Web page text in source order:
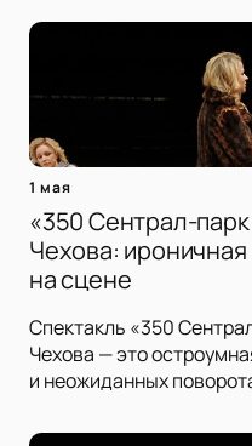
1 мая
«350 Сентрал-
Чехова:
на сцене
Спектакль «350
Чехова — это
и неожиданных